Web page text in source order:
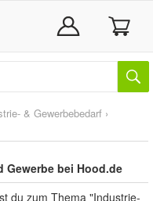
& Gewerbebedarf ›
bei Hood.de
du zum Thema "Industrie-